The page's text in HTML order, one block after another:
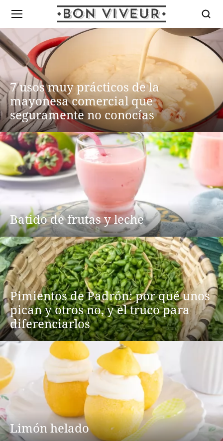
7 usos muy prácticos de la
mayonesa comercial que
seguramente no conocías
Batido de frutas y leche
Pimientos de Padrón: por qué unos
pican y otros no, y el truco para
diferenciarlos
Limón helado